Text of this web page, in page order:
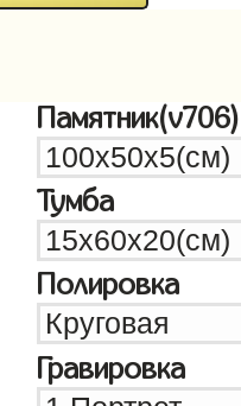
Памятник(v706)
Тумба
Полировка
Гравировка